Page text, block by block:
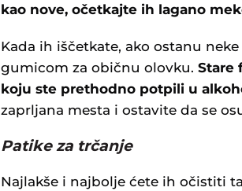
kao nove, očetkajte ih lagano
Kada ih iščetkate, ako ostanu
gumicom za običnu olovku. Stare
koju ste prethodno potpili u
zaprljana mesta i ostavite da se
Patike za trčanje
Najlakše i najbolje ćete ih očistiti